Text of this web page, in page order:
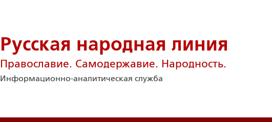
Русская народная линия
Православие. Самодержавие. Народность.
Информационно-аналитическая служба